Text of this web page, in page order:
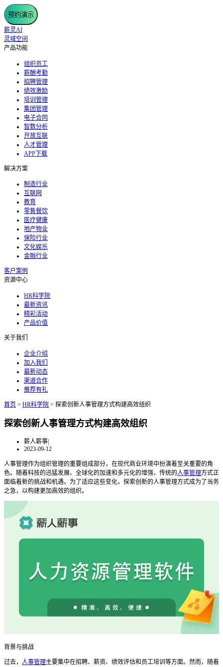
预约演示
薪灵AI
灵域空间
产品功能
组织员工
薪酬考勤
招聘管理
绩效激励
培训管理
集团管理
电子合同
智数分析
开放互联
人才管理
APP下载
解决方案
制造行业
互联网
教育
零售餐饮
医疗健康
地产物业
保险行业
文化娱乐
金融行业
客户案例
资源中心
HR科学院
最新资讯
精彩活动
产品价值
关于我们
企业介绍
加入我们
最新动态
渠道合作
推荐有礼
首页 > HR科学院 > 探索创新人事管理方式构建高效组织
探索创新人事管理方式构建高效组织
薪人薪事|
2023-09-12
人事管理作为组织管理的重要组成部分，在现代商业环境中扮演着至关重要的角
色。随着科技的迅猛发展、全球化的加速和多元化的增强，传统的人事管理方式正
面临着新的挑战和机遇。为了适应这些变化，探索创新的人事管理方式成为了当务
之急，以构建更加高效的组织。
背景与挑战
过去， 人事管理主要集中在招聘、薪资、绩效评估和员工培训等方面。然而，随着